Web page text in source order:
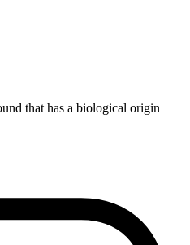
that has a biological origin